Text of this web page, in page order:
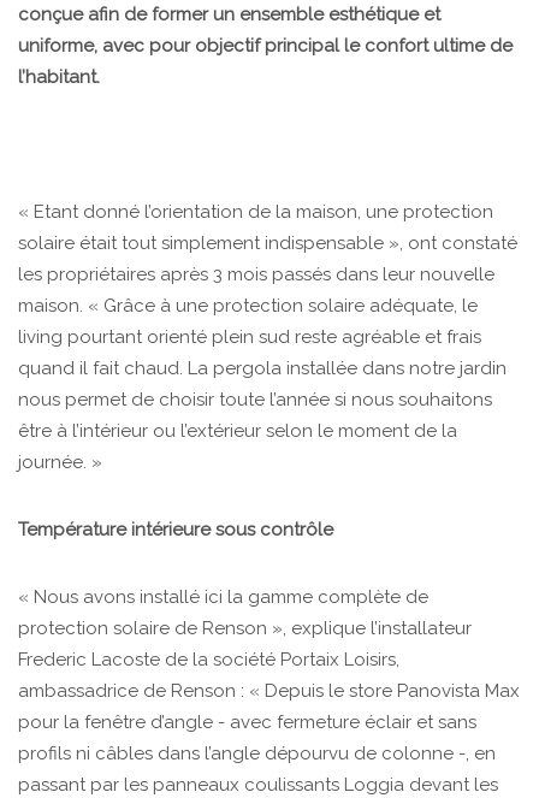
conçue afin de former un ensemble esthétique et
uniforme, avec pour objectif principal le confort ultime de
l’habitant.
« Etant donné l’orientation de la maison, une protection
solaire était tout simplement indispensable », ont constaté
les propriétaires après 3 mois passés dans leur nouvelle
maison. « Grâce à une protection solaire adéquate, le
living pourtant orienté plein sud reste agréable et frais
quand il fait chaud. La pergola installée dans notre jardin
nous permet de choisir toute l’année si nous souhaitons
être à l’intérieur ou l’extérieur selon le moment de la
journée. »
Température intérieure sous contrôle
« Nous avons installé ici la gamme complète de
protection solaire de Renson », explique l’installateur
Frederic Lacoste de la société Portaix Loisirs,
ambassadrice de Renson : « Depuis le store Panovista Max
pour la fenêtre d’angle - avec fermeture éclair et sans
profils ni câbles dans l’angle dépourvu de colonne -, en
passant par les panneaux coulissants Loggia devant les